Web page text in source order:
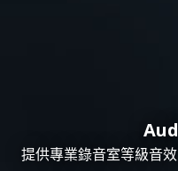
提供專業錄音室等級音